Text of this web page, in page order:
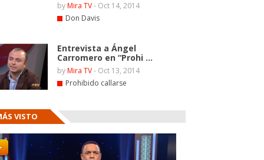
byMira TV- Oct 14, 2014
Don Davis
Entrevista a Ángel
Carromero en “Prohi ...
byMira TV- Oct 13, 2014
Prohibido callarse
VISTO